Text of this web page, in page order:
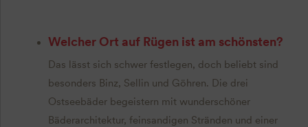
Welcher Ort auf Rügen ist am schönsten?
Das lässt sich schwer festlegen, doch beliebt sind
besonders Binz, Sellin und Göhren. Die drei
Ostseebäder begeistern mit wunderschöner
Bäderarchitektur, feinsandigen Stränden und einer